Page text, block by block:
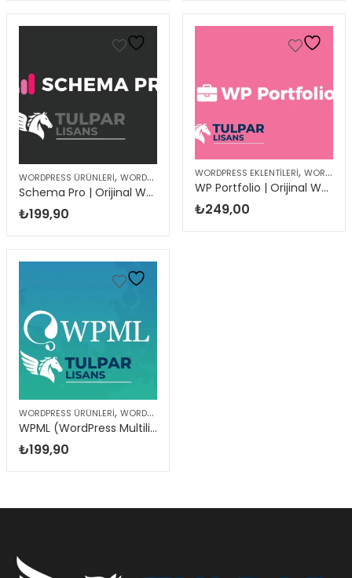
WORDPRESS ÜRÜNLERI, WORDPRESS EKLENTILERI
Schema Pro | Orijinal WordPress Eklentisi
₺199,90
WORDPRESS EKLENTILERI, WORDPRESS ÜRÜNLERI
WP Portfolio | Orijinal WordPress Eklentisi
₺249,00
WORDPRESS ÜRÜNLERI, WORDPRESS EKLENTILERI
WPML (WordPress Multilingual) | Orijinal WordPress Eklentisi
₺199,90